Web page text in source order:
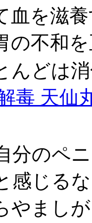
血を滋
の不和
んどは
毒 天仙
分のペ
感じる
やまし